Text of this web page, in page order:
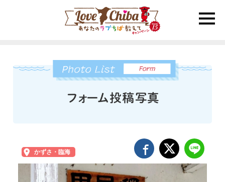
toggle
かずさ・臨海